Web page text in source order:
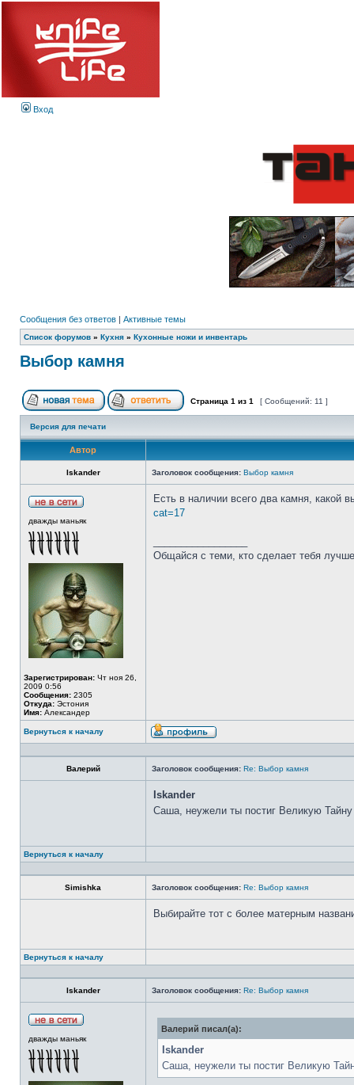
Вход
Сообщения без ответов | Активные темы
Список форумов » Кухня » Кухонные ножи и инвентарь
Выбор камня
Страница 1 из 1 [ Сообщений: 11 ]
Версия для печати
Автор
Iskander Заголовок сообщения: Выбор камня
дважды маньяк
Зарегистрирован: Чт ноя 26,
2009 0:56
Сообщения: 2305
Откуда: Эстония
Имя: Александер
Есть в наличии всего два камня, какой
cat=17
Общайся с теми, кто сделает тебя
Вернуться к началу
Валерий Заголовок сообщения: Re: Выбор камня
Iskander
Саша, неужели ты постиг Великую
Вернуться к началу
Simishka Заголовок сообщения: Re: Выбор камня
Выбирайте тот с более матерным
Вернуться к началу
Iskander Заголовок сообщения: Re: Выбор камня
дважды маньяк
Валерий писал(а):
Iskander
Саша, неужели ты постиг Великую